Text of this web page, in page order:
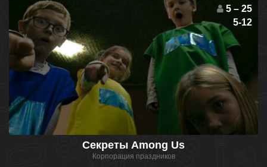
5 – 25
5-12
Секреты Among Us
Корпорация праздников